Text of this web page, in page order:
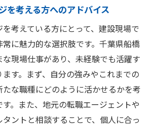
を考える方へのアドバイス
考えている方にとって、建設現場で
に魅力的な選択肢です。千葉県船橋
現場仕事があり、未経験でも活躍す
す。まず、自分の強みやこれまでの
な職種にどのように活かせるかを考
。また、地元の転職エージェントや
ントと相談することで、個人に合っ